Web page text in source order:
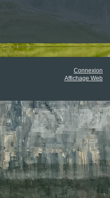
Connexion
Affichage Web